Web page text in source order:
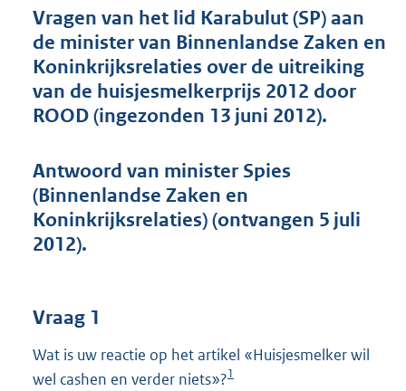
n
d
s
g
r
o
o
t
e
:
4
Vragen van het lid Karabulut (SP) aan
de minister van Binnenlandse Zaken en
Koninkrijksrelaties over de uitreiking
van de huisjesmelkerprijs 2012 door
ROOD (ingezonden 13 juni 2012).
Antwoord van minister Spies
(Binnenlandse Zaken en
Koninkrijksrelaties) (ontvangen 5 juli
2012).
Vraag 1
Wat is uw reactie op het artikel «Huisjesmelker wil
wel cashen en verder niets»?1